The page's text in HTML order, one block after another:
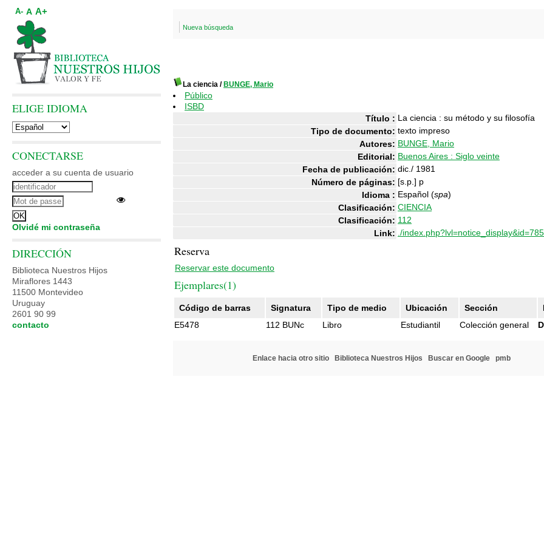
Nueva búsqueda
La ciencia / BUNGE, Mario
Público
ISBD
Título : La ciencia : su método y su filosofía
Tipo de documento: texto impreso
Autores: BUNGE, Mario
Editorial: Buenos Aires : Siglo veinte
Fecha de publicación: dic./ 1981
Número de páginas: [s.p.] p
Idioma : Español (spa)
Clasificación: CIENCIA
Clasificación: 112
Link: ./
Reserva
Reservar este documento
Ejemplares(1)
Código de barras Signatura Tipo de medio Ubicación Sección
E5478
112 BUNc Libro Estudiantil Colección general
Enlace hacia otro sitio Biblioteca Nuestros Hijos Buscar en Google pmb
A- A A+
ELIGE IDIOMA
CONECTARSE
acceder a su cuenta de usuario
Olvidé mi contraseña
DIRECCIÓN
Biblioteca Nuestros Hijos
Miraflores 1443
11500 Montevideo
Uruguay
2601 90 99
contacto